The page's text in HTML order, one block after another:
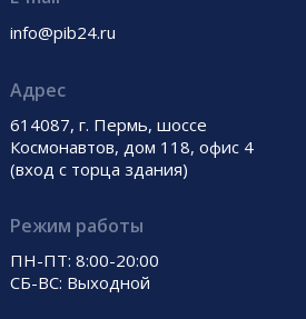
info@pib24.ru
Адрес
614087, г. Пермь, шоссе
Космонавтов, дом 118, офис 4
(вход с торца здания)
Режим работы
ПН-ПТ: 8:00-20:00
СБ-ВС: Выходной